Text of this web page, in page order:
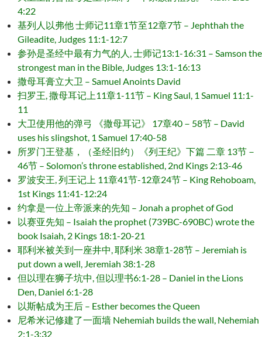
4:22
基列人以弗他 士师记11章1节至12章7节 – Jephthah the
Gileadite, Judges 11:1-12:7
参孙是圣经中最有力气的人, 士师记13:1-16:31 – Samson the
strongest man in the Bible, Judges 13:1-16:13
撒母耳膏立大卫 – Samuel Anoints David
扫罗王, 撒母耳记上11章1-11节 – King Saul, 1 Samuel 11:1-
11
大卫使用他的弹弓 《撒母耳记》 17章40－58节 – David
uses his slingshot, 1 Samuel 17:40-58
所罗门王登基，（圣经旧约）《列王纪》下篇 二章 13节－
46节 – Solomon’s throne established, 2nd Kings 2:13-46
罗波安王, 列王记上 11章41节-12章24节 – King Rehoboam,
1st Kings 11:41-12:24
约拿是一位上帝派来的先知 – Jonah a prophet of God
以赛亚先知 – Isaiah the prophet (739BC-690BC) wrote the
book Isaiah, 2 Kings 18:1-20-21
耶利米被关到一座井中, 耶利米 38章1-28节 – Jeremiah is
put down a well, Jeremiah 38:1-28
但以理在狮子坑中, 但以理书6:1-28 – Daniel in the Lions
Den, Daniel 6:1-28
以斯帖成为王后 – Esther becomes the Queen
尼希米记修建了一面墙 Nehemiah builds the wall, Nehemiah
2:1-3:32